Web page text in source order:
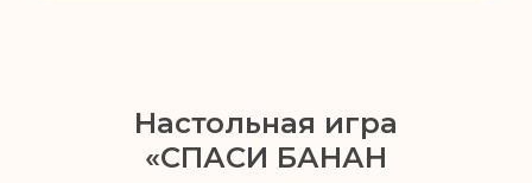
Настольная игра
«СПАСИ БАНАН